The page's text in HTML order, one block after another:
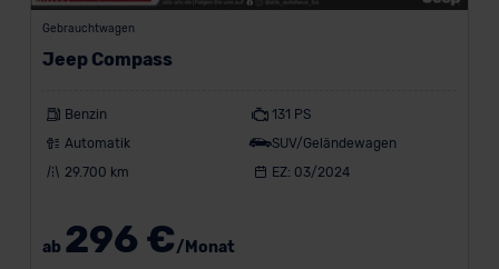
Gebrauchtwagen
Jeep Compass
Benzin
131 PS
Automatik
SUV/Geländewagen
29.700 km
EZ: 03/2024
ab 296 €/Monat